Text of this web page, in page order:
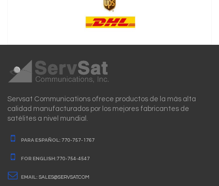
Servsat Communications ofrece productos de la más alta
calidad manufacturados por los mejores fabricantes de
satélites a nivel mundial.
PARA ESPAÑOL: 770-757-1767
FOR ENGLISH:770-754-4547
EMAIL: SALES@SERVSAT.COM